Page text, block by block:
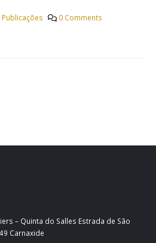
Publicações 0 Comments
– Quinta do Salles Estrada de São
Carnaxide